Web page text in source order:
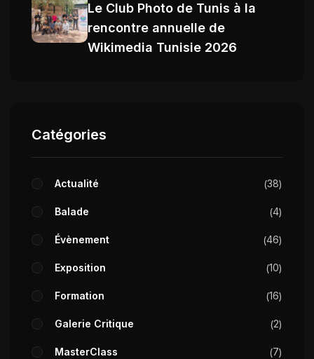
Le Club Photo de Tunis à la
rencontre annuelle de
Wikimedia Tunisie 2026
Catégories
Actualité 38
Balade 4
Évènement 46
Exposition 10
Formation 16
Galerie Critique 2
MasterClass 7